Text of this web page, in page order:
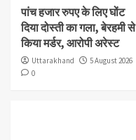
पांच हजार रुपए के लिए घोंट
दिया दोस्ती का गला, बेरहमी से
किया मर्डर, आरोपी अरेस्ट
Uttarakhand
5 August 2026
0